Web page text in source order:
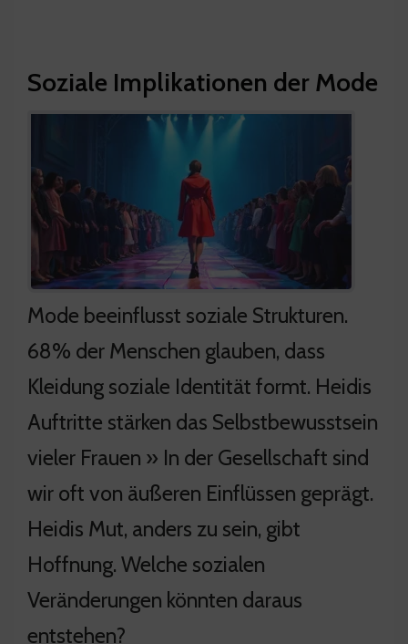
Soziale Implikationen der Mode
Mode beeinflusst soziale Strukturen.
68% der Menschen glauben, dass
Kleidung soziale Identität formt. Heidis
Auftritte stärken das Selbstbewusstsein
vieler Frauen » In der Gesellschaft sind
wir oft von äußeren Einflüssen geprägt.
Heidis Mut, anders zu sein, gibt
Hoffnung. Welche sozialen
Veränderungen könnten daraus
entstehen?